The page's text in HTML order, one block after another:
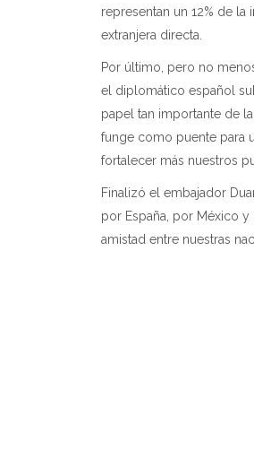
representan un 12% de la
extranjera directa.
Por último, pero no
el diplomático español
papel tan importante de
funge como puente para
fortalecer más nuestros
Finalizó el embajador
por España, por México y
amistad entre nuestras